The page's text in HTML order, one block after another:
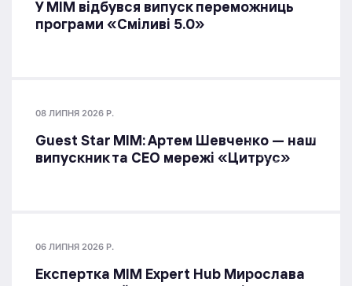
У МІМ відбувся випуск переможниць
програми «Сміливі 5.0»
08 ЛИПНЯ 2026 Р.
Guest Star МІМ: Артем Шевченко — наш
випускник та СЕО мережі «Цитрус»
06 ЛИПНЯ 2026 Р.
Експертка MIM Expert Hub Мирослава